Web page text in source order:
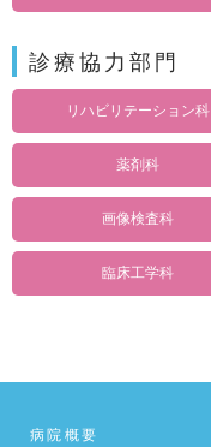
診療協力部門
リハビリテーション科
薬剤科
画像検査科
臨床工学科
病院概要